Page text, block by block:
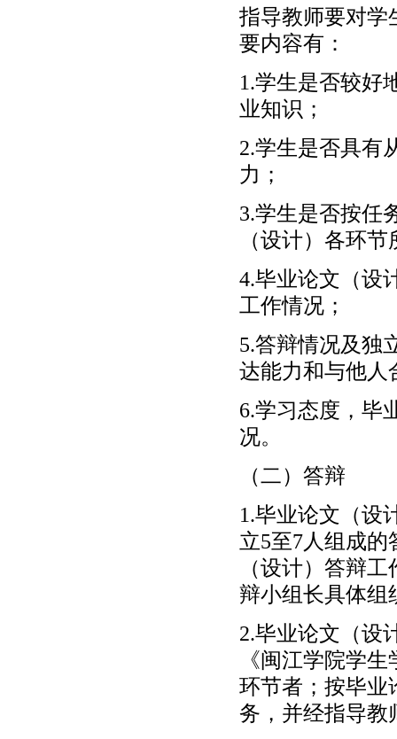
指导教师要对学
要内容有：
1.学生是否较好
业知识；
2.学生是否具有
力；
3.学生是否按任
（设计）各环
4.毕业论文（设
工作情况；
5.答辩情况及独
达能力和与他人
6.学习态度，毕
况。
（二）答辩
1.毕业论文（设
立5至7人组成
（设计）答辩
辩小组长具体组
2.毕业论文（设
《闽江学院学
环节者；按毕业
务，并经指导教